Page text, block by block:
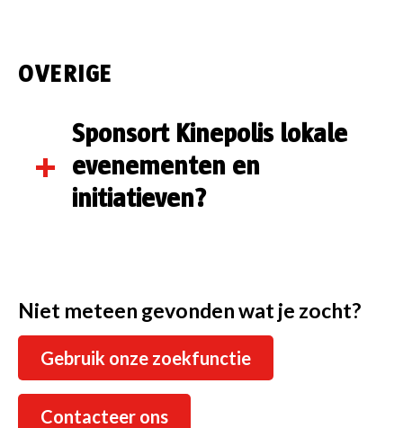
kan je
OVERIGE
Sponsort Kinepolis lokale
evenementen en
initiatieven?
evenementen helaas niet
financieel ondersteunen of
sponsoren met gratis tickets.
We wensen u in elk geval veel
succes met uw project.
Niet meteen gevonden wat je zocht?
Gebruik onze zoekfunctie
Contacteer ons